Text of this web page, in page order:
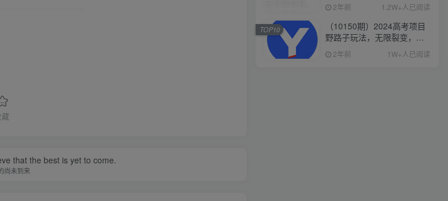
藏
that the best is yet to come.
尚未到来
2年前 1.2W+人已阅读
（10150期）2024高考项目
野路子玩法，无限裂变，最
高一天1W＋！
2年前 1W+人已阅读
TOP10